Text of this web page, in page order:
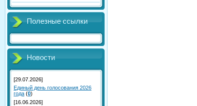
Полезные ссылки
Новости
[29.07.2026]
Единый день голосования 2026
года (0)
[16.06.2026]